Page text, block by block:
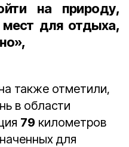
на природу,
для отдыха,
также отметили,
в области
79 километров
для